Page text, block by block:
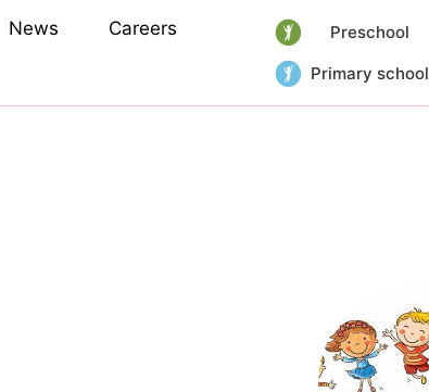
News Careers
Preschool
Primary school